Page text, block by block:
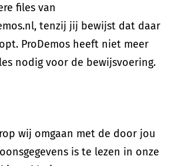
files van
tenzij jij bewijst dat daar
ProDemos heeft niet meer
nodig voor de bewijsvoering.
wij omgaan met de door jou
is te lezen in onze